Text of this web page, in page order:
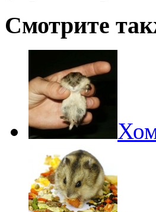
Смотрите